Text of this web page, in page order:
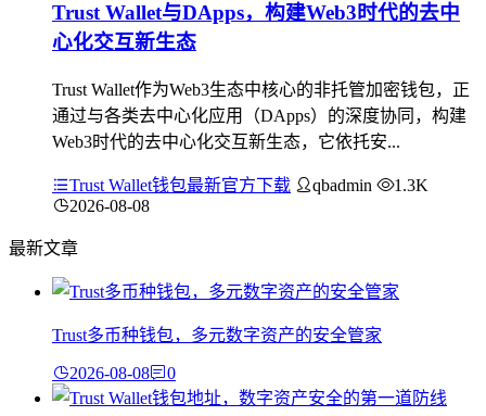
Trust Wallet与DApps，构建Web3时代的去中
心化交互新生态
Trust Wallet作为Web3生态中核心的非托管加密钱包，正
通过与各类去中心化应用（DApps）的深度协同，构建
Web3时代的去中心化交互新生态，它依托安...
Trust Wallet钱包最新官方下载 qbadmin
1.3K
2026-08-08
最新文章
Trust多币种钱包，多元数字资产的安全管家
2026-08-08 0